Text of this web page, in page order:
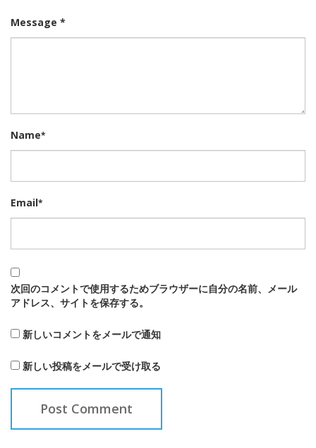
Message *
Name*
Email*
次回のコメントで使用するためブラウザーに自分の名前、メール
アドレス、サイトを保存する。
新しいコメントをメールで通知
新しい投稿をメールで受け取る